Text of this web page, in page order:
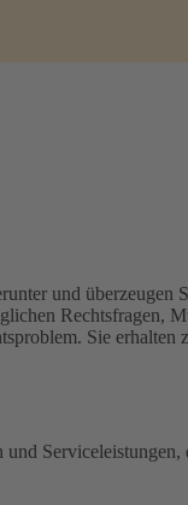
und überzeugen
Rechtsfragen,
Sie
Serviceleistungen,